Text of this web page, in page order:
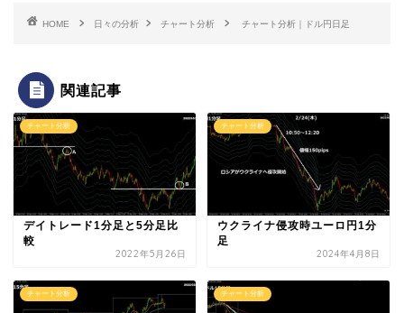
HOME 日々の分析 チャート分析 チャート分析｜ドル円日足
関連記事
チャート分析
デイトレード1分足と5分足比
較
2022年5月26日
チャート分析
ウクライナ侵攻時ユーロ円1分
足
2024年4月8日
チャート分析 チャート分析